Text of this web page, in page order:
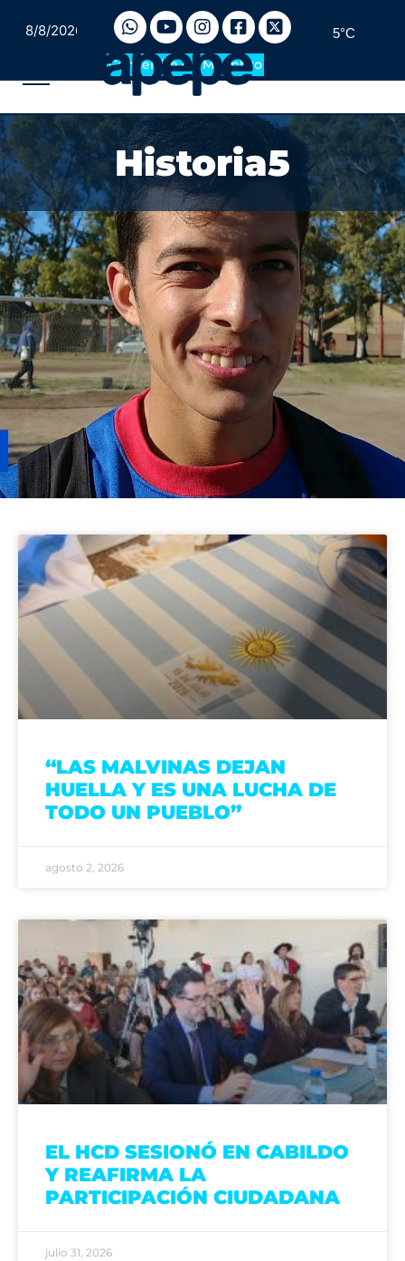
8/8/2026 5°C
Convertite en Miembro
Historia5
“LAS MALVINAS DEJAN
HUELLA Y ES UNA LUCHA DE
TODO UN PUEBLO”
agosto 2, 2026
EL HCD SESIONÓ EN CABILDO
Y REAFIRMA LA
PARTICIPACIÓN CIUDADANA
julio 31, 2026